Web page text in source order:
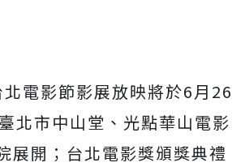
電影節影展放映將於6月26
臺北市中山堂、光點華山電影
展開； 台北電影獎頒獎典禮